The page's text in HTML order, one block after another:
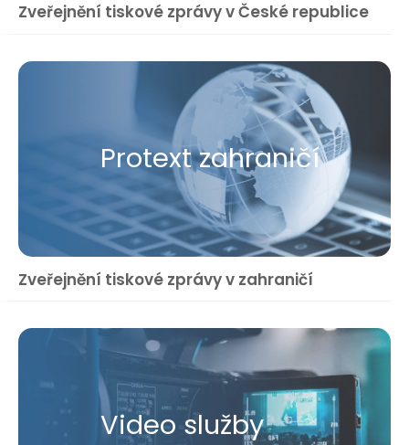
Zveřejnění tiskové zprávy v České republice
Protext zahraničí
Zveřejnění tiskové zprávy v zahraničí
Video služby